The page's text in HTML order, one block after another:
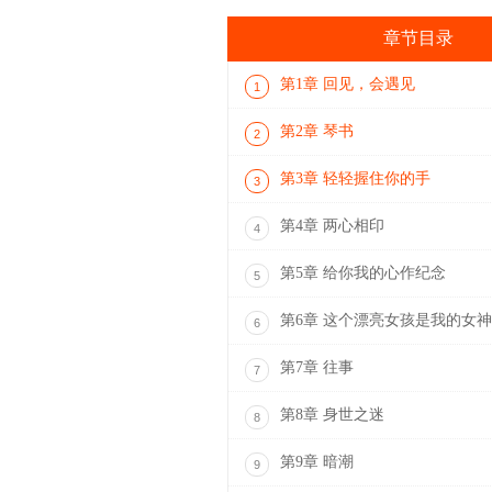
章节目录
1 第1章 回见，会遇见
2 第2章 琴书
3 第3章 轻轻握住你的手
4 第4章 两心相印
5 第5章 给你我的心作纪念
6 第6章 这个漂亮女孩是我的女神
7 第7章 往事
8 第8章 身世之迷
9 第9章 暗潮